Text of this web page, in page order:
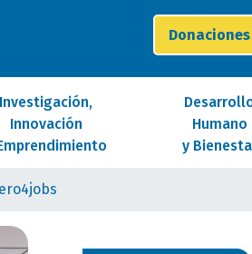
Donaciones
Investigación,
Innovación
Humano
y